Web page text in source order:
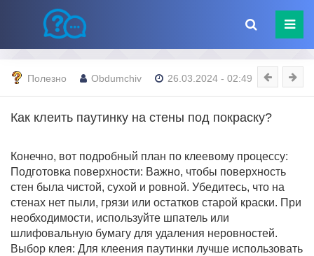
Полезно Obdumchiv 26.03.2024 - 02:49
Как клеить паутинку на стены под покраску?
Конечно, вот подробный план по клеевому процессу:
Подготовка поверхности: Важно, чтобы поверхность
стен была чистой, сухой и ровной. Убедитесь, что на
стенах нет пыли, грязи или остатков старой краски. При
необходимости, используйте шпатель или
шлифовальную бумагу для удаления неровностей.
Выбор клея: Для клеения паутинки лучше использовать